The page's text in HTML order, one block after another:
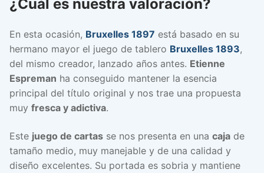
¿Cuál es nuestra valoración?
En esta ocasión, Bruxelles 1897 está basado en su
hermano mayor el juego de tablero Bruxelles 1893,
del mismo creador, lanzado años antes. Etienne
Espreman ha conseguido mantener la esencia
principal del título original y nos trae una propuesta
muy fresca y adictiva.
Este juego de cartas se nos presenta en una caja de
tamaño medio, muy manejable y de una calidad y
diseño excelentes. Su portada es sobria y mantiene